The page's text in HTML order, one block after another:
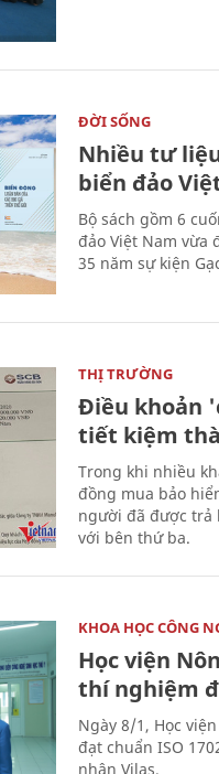
ĐỜI SỐNG
Nhiều tư
biển đảo
Bộ sách gồm 6
đảo Việt Nam vừa
35 năm sự kiện
THỊ TRƯỜNG
Điều khoản
tiết kiệm
Trong khi nhiều
đồng mua bảo
người đã được trả
với bên thứ ba.
KHOA HỌC CÔNG
Học viện
thí nghiệm
Ngày 8/1, Học
đạt chuẩn ISO
nhận Vilas.